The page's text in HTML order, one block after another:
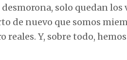
solo quedan
de nuevo que somos
Y, sobre todo,